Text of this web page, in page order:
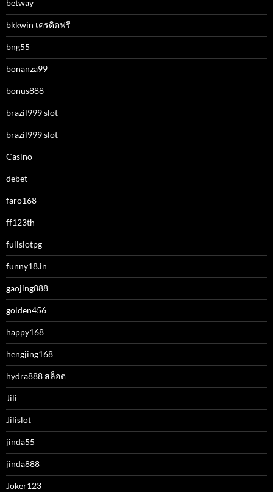
betway
bkkwin เครดิตฟรี
bng55
bonanza99
bonus888
brazil999 slot
brazil999 slot
Casino
debet
faro168
ff123th
fullslotpg
funny18.in
gaojing888
golden456
happy168
hengjing168
hydra888 สล็อต
Jili
Jilislot
jinda55
jinda888
Joker123